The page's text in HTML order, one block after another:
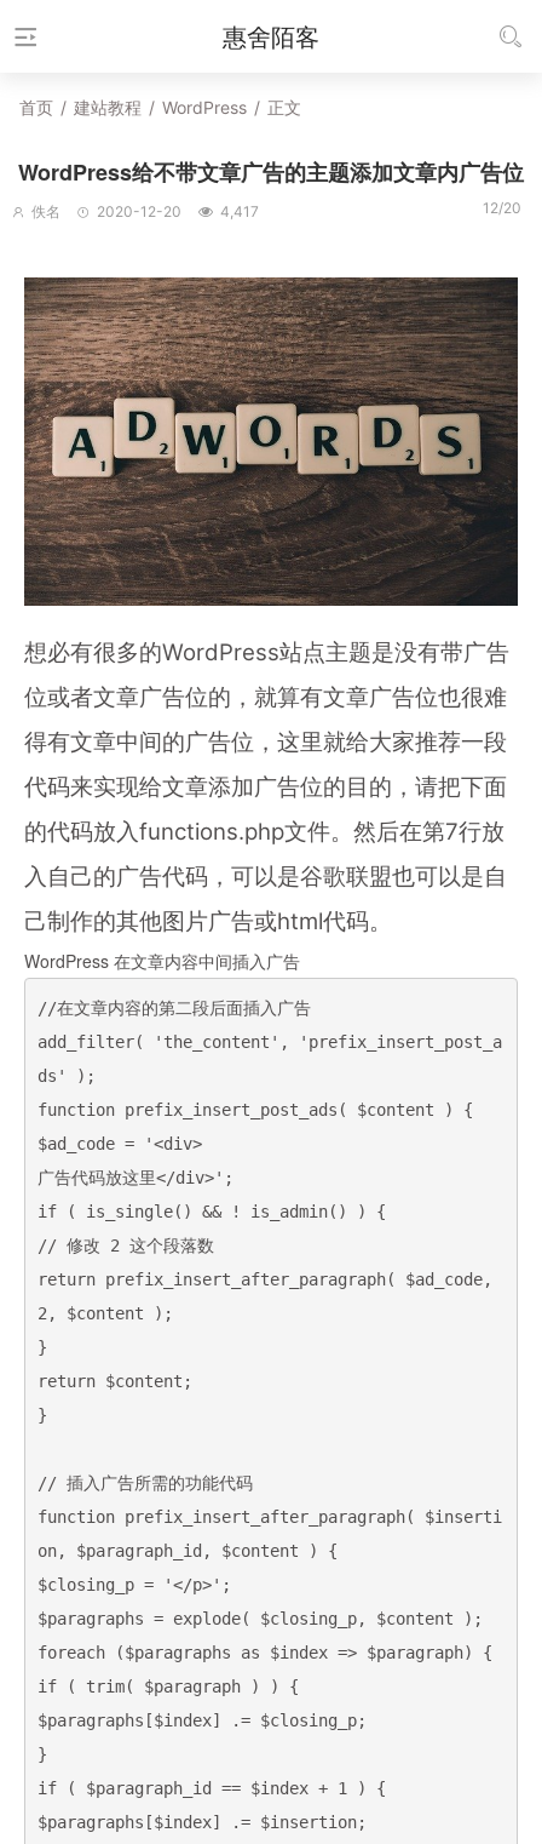
惠舍陌客
首页 / 建站教程 / WordPress / 正文
WordPress给不带文章广告的主题添加文章内广告位
佚名 2020-12-20 4,417 12/20
想必有很多的WordPress站点主题是没有带广告
位或者文章广告位的，就算有文章广告位也很难
得有文章中间的广告位，这里就给大家推荐一段
代码来实现给文章添加广告位的目的，请把下面
的代码放入functions.php文件。然后在第7行放
入自己的广告代码，可以是谷歌联盟也可以是自
己制作的其他图片广告或html代码。
WordPress 在文章内容中间插入广告
//在文章内容的第二段后面插入广告
add_filter( 'the_content', 'prefix_insert_post_a
ds' );
function prefix_insert_post_ads( $content ) {
$ad_code = '<div>
广告代码放这里</div>';
if ( is_single() && ! is_admin() ) {
// 修改 2 这个段落数
return prefix_insert_after_paragraph( $ad_code,
2, $content );
}
return $content;
}
// 插入广告所需的功能代码
function prefix_insert_after_paragraph( $inserti
on, $paragraph_id, $content ) {
$closing_p = '</p>';
$paragraphs = explode( $closing_p, $content );
foreach ($paragraphs as $index => $paragraph) {
if ( trim( $paragraph ) ) {
$paragraphs[$index] .= $closing_p;
}
if ( $paragraph_id == $index + 1 ) {
$paragraphs[$index] .= $insertion;